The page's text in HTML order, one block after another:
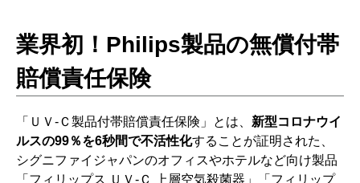
業界初！Philips製品の無償付帯
賠償責任保険
「ＵＶ-Ｃ製品付帯賠償責任保険」とは、 新型コロナウイ
ルスの99％を6秒間で不活性化することが証明された、
シグニファイジャパンのオフィスやホテルなど向け製品
「フィリップス ＵＶ-Ｃ 上層空気殺菌器」「フィリップ